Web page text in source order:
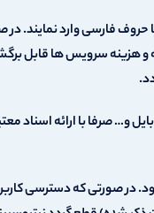
فارسی وارد نمایند. در
و هزینه سرویس ها قابل
و… صرفا با ارائه اسناد
در صورتی که دسترسی